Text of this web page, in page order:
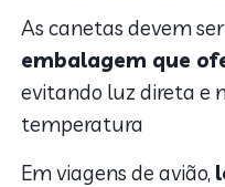
As canetas devem
embalagem que
evitando luz direta e
temperatura
Em viagens de avião,